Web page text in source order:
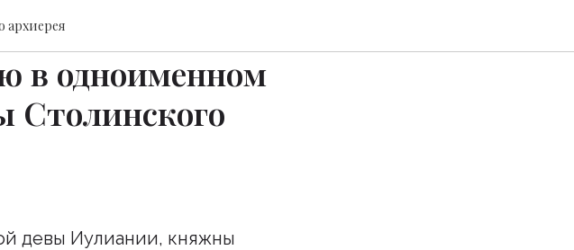
архиерея совершил
в одноименном
Столинского
девы Иулиании, княжны